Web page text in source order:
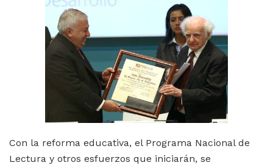
Con la reforma educativa, el Programa Nacional de
Lectura y otros esfuerzos que iniciarán, se